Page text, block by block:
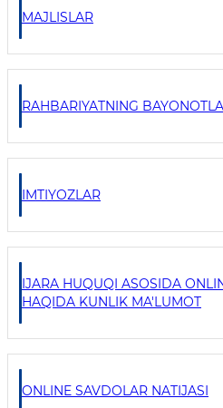
MAJLISLAR
RAHBARIYATNING
IMTIYOZLAR
IJARA HUQUQI ASOSIDA
HAQIDA KUNLIK MA'LUMOT
ONLINE SAVDOLAR NATIJASI